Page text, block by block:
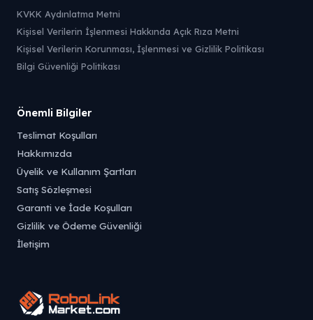
KVKK Aydınlatma Metni
Kişisel Verilerin İşlenmesi Hakkında Açık Rıza Metni
Kişisel Verilerin Korunması, İşlenmesi ve Gizlilik Politikası
Bilgi Güvenliği Politikası
Önemli Bilgiler
Teslimat Koşulları
Hakkımızda
Üyelik ve Kullanım Şartları
Satış Sözleşmesi
Garanti ve İade Koşulları
Gizlilik ve Ödeme Güvenliği
İletişim